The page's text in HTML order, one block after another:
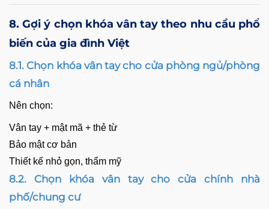
8. Gợi ý chọn khóa vân tay theo nhu cầu phổ
biến của gia đình Việt
8.1. Chọn khóa vân tay cho cửa phòng ngủ/phòng
cá nhân
Nên chọn:
Vân tay + mật mã + thẻ từ
Bảo mật cơ bản
Thiết kế nhỏ gọn, thẩm mỹ
8.2. Chọn khóa vân tay cho cửa chính nhà
phố/chung cư